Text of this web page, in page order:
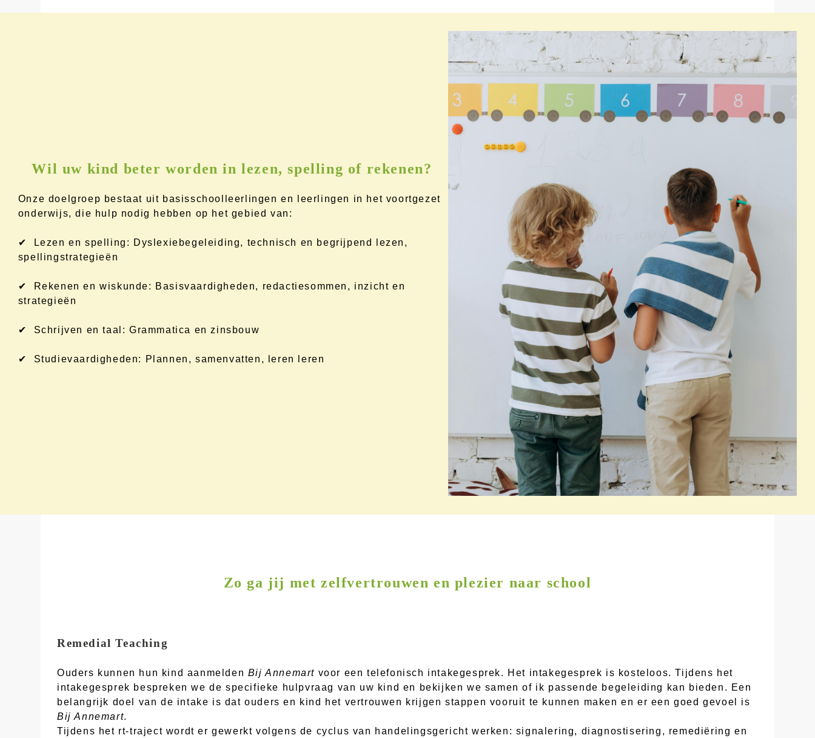
Wil uw kind beter worden in lezen, spelling of rekenen?
Onze doelgroep bestaat uit basisschoolleerlingen en leerlingen in het voortgezet
onderwijs, die hulp nodig hebben op het gebied van:
✔ Lezen en spelling: Dyslexiebegeleiding, technisch en begrijpend lezen,
spellingstrategieën
✔ Rekenen en wiskunde: Basisvaardigheden, redactiesommen, inzicht en
strategieën
✔ Schrijven en taal: Grammatica en zinsbouw
✔ Studievaardigheden: Plannen, samenvatten, leren leren
Zo ga jij met zelfvertrouwen en plezier naar school
Remedial Teaching
Ouders kunnen hun kind aanmelden Bij Annemart voor een telefonisch intakegesprek. Het intakegesprek is kosteloos. Tijdens het
intakegesprek bespreken we de specifieke hulpvraag van uw kind en bekijken we samen of ik passende begeleiding kan bieden. Een
belangrijk doel van de intake is dat ouders en kind het vertrouwen krijgen stappen vooruit te kunnen maken en er een goed gevoel is
Bij Annemart.
Tijdens het rt-traject wordt er gewerkt volgens de cyclus van handelingsgericht werken: signalering, diagnostisering, remediëring en